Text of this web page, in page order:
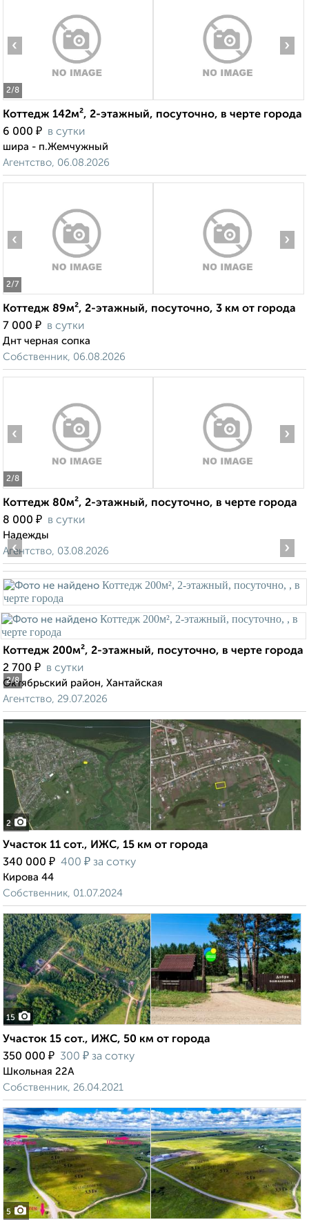
2/8
‹ ›
Коттедж 142м², 2-этажный, посуточно, в черте города
6 000 ₽ в сутки
шира - п.Жемчужный
Агентство, 06.08.2026
2/7
‹ ›
Коттедж 89м², 2-этажный, посуточно, 3 км от города
7 000 ₽ в сутки
Днт черная сопка
Собственник, 06.08.2026
2/8
‹ ›
Коттедж 80м², 2-этажный, посуточно, в черте города
8 000 ₽ в сутки
Надежды
Агентство, 03.08.2026
2/8
‹ ›
Коттедж 200м², 2-этажный, посуточно, в черте города
2 700 ₽ в сутки
Октябрьский район, Хантайская
Агентство, 29.07.2026
2
Участок 11 сот., ИЖС, 15 км от города
340 000 ₽ 400 ₽ за сотку
Кирова 44
Собственник, 01.07.2024
15
Участок 15 сот., ИЖС, 50 км от города
350 000 ₽ 300 ₽ за сотку
Школьная 22А
Собственник, 26.04.2021
5